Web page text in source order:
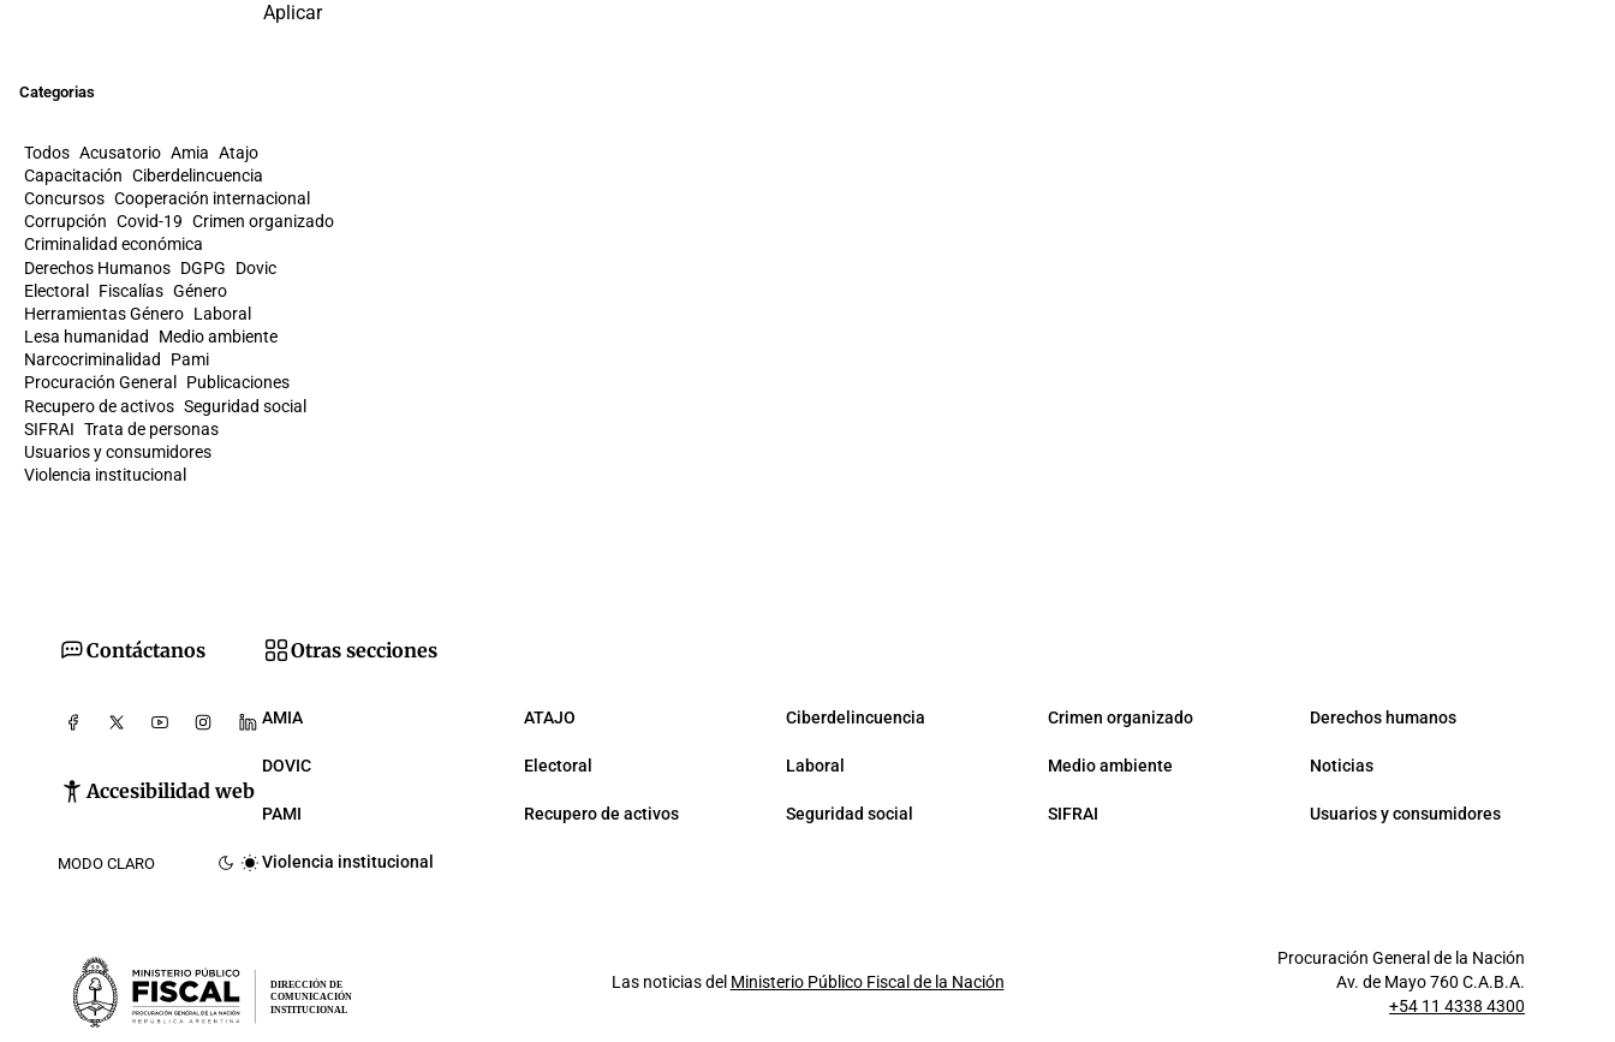
Aplicar
Categorias
Todos Acusatorio Amia Atajo
Capacitación Ciberdelincuencia
Concursos Cooperación internacional
Corrupción Covid-19 Crimen organizado
Criminalidad económica
Derechos Humanos DGPG
Dovic
Electoral
Fiscalías Género
Herramientas Género Laboral
Lesa humanidad
Medio ambiente
Narcocriminalidad
Pami
Procuración General
Publicaciones
Recupero de activos Seguridad social
SIFRAI Trata de personas
Usuarios y consumidores
Violencia institucional
Contáctanos
Accesibilidad web
MODO CLARO
Otras secciones
AMIA ATAJO Ciberdelincuencia Crimen organizado Derechos humanos
DOVIC Electoral Laboral Medio ambiente Noticias
PAMI Recupero de activos Seguridad social SIFRAI Usuarios y consumidores
Violencia institucional
DIRECCIÓN DE
COMUNICACIÓN
INSTITUCIONAL
Las noticias del Ministerio Público Fiscal de la Nación
Procuración General de la Nación
Av. de Mayo 760 C.A.B.A.
+54 11 4338 4300